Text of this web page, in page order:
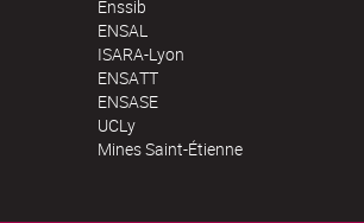
Enssib
ENSAL
ISARA-Lyon
ENSATT
ENSASE
UCLy
Mines Saint-Étienne